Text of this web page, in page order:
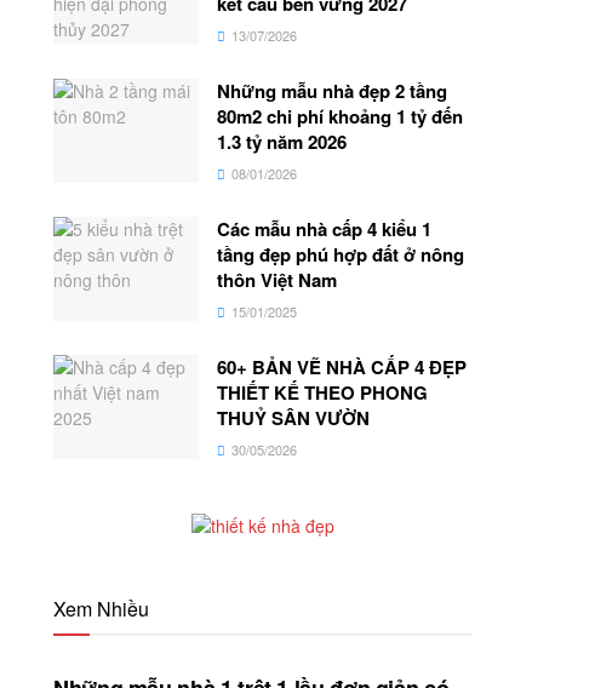
13/07/2026
Những mẫu nhà đẹp 2 tầng
80m2 chi phí khoảng 1 tỷ đến
1.3 tỷ năm 2026
08/01/2026
Các mẫu nhà cấp 4 kiểu 1
tầng đẹp phú hợp đất ở nông
thôn Việt Nam
15/01/2025
60+ BẢN VẼ NHÀ CẤP 4 ĐẸP
THIẾT KẾ THEO PHONG
THUỶ SÂN VƯỜN
30/05/2026
Xem Nhiều